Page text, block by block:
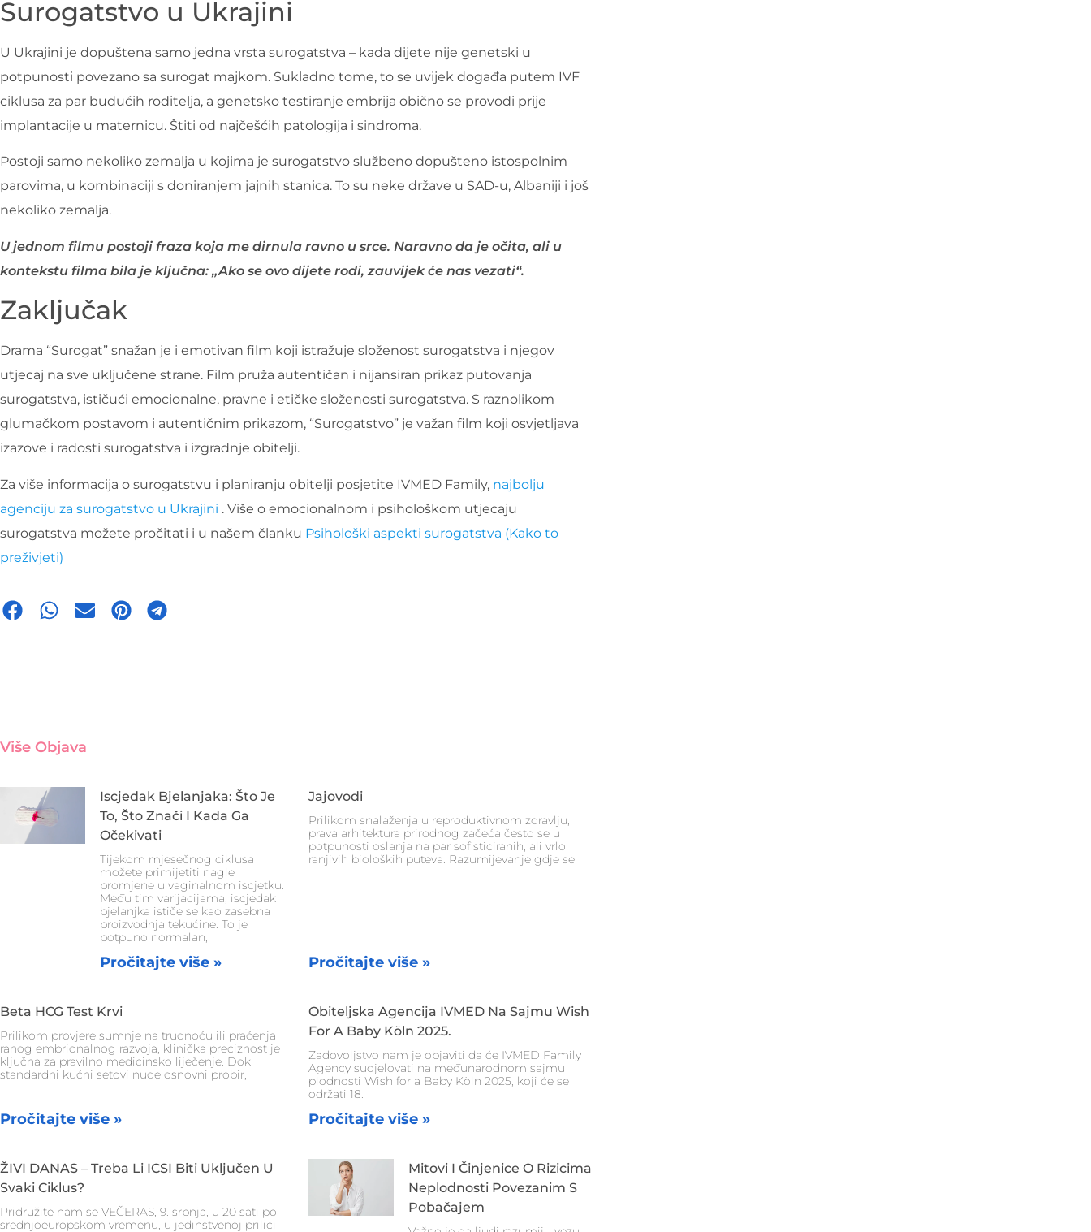
Surogatstvo u Ukrajini
U Ukrajini je dopuštena samo jedna vrsta surogatstva – kada dijete nije genetski u
potpunosti povezano sa surogat majkom. Sukladno tome, to se uvijek događa putem IVF
ciklusa za par budućih roditelja, a genetsko testiranje embrija obično se provodi prije
implantacije u maternicu. Štiti od najčešćih patologija i sindroma.
Postoji samo nekoliko zemalja u kojima je surogatstvo službeno dopušteno istospolnim
parovima, u kombinaciji s doniranjem jajnih stanica. To su neke države u SAD-u, Albaniji i još
nekoliko zemalja.
U jednom filmu postoji fraza koja me dirnula ravno u srce. Naravno da je očita, ali u
kontekstu filma bila je ključna: „Ako se ovo dijete rodi, zauvijek će nas vezati“.
Zaključak
Drama “Surogat” snažan je i emotivan film koji istražuje složenost surogatstva i njegov
utjecaj na sve uključene strane. Film pruža autentičan i nijansiran prikaz putovanja
surogatstva, ističući emocionalne, pravne i etičke složenosti surogatstva. S raznolikom
glumačkom postavom i autentičnim prikazom, “Surogatstvo” je važan film koji osvjetljava
izazove i radosti surogatstva i izgradnje obitelji.
Za više informacija o surogatstvu i planiranju obitelji posjetite IVMED Family, najbolju
agenciju za surogatstvo u Ukrajini . Više o emocionalnom i psihološkom utjecaju
surogatstva možete pročitati i u našem članku Psihološki aspekti surogatstva (Kako to
preživjeti)
Više Objava
Iscjedak Bjelanjaka: Što Je
To, Što Znači I Kada Ga
Očekivati
Tijekom mjesečnog ciklusa
možete primijetiti nagle
promjene u vaginalnom iscjetku.
Među tim varijacijama, iscjedak
bjelanjka ističe se kao zasebna
proizvodnja tekućine. To je
potpuno normalan,
Pročitajte više »
Jajovodi
Prilikom snalaženja u reproduktivnom zdravlju,
prava arhitektura prirodnog začeća često se u
potpunosti oslanja na par sofisticiranih, ali vrlo
ranjivih bioloških puteva. Razumijevanje gdje se
Pročitajte više »
Beta HCG Test Krvi
Prilikom provjere sumnje na trudnoću ili praćenja
ranog embrionalnog razvoja, klinička preciznost je
ključna za pravilno medicinsko liječenje. Dok
standardni kućni setovi nude osnovni probir,
Pročitajte više »
Obiteljska Agencija IVMED Na Sajmu Wish
For A Baby Köln 2025.
Zadovoljstvo nam je objaviti da će IVMED Family
Agency sudjelovati na međunarodnom sajmu
plodnosti Wish for a Baby Köln 2025, koji će se
održati 18.
Pročitajte više »
ŽIVI DANAS – Treba Li ICSI Biti Uključen U
Svaki Ciklus?
Pridružite nam se VEČERAS, 9. srpnja, u 20 sati po
srednjoeuropskom vremenu, u jedinstvenoj prilici
Mitovi I Činjenice O Rizicima
Neplodnosti Povezanim S
Pobačajem